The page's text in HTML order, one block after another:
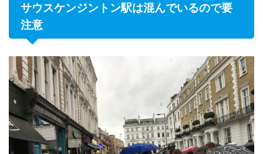
サウスケンジントン駅は混んでいるので要
注意